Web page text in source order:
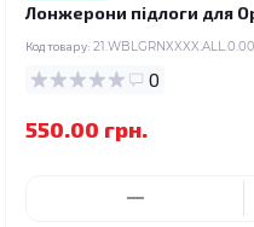
Лонжерони підлоги для
Код товару: 21.WBLGRNXXXX.ALL.0.00
0
550.00 грн.